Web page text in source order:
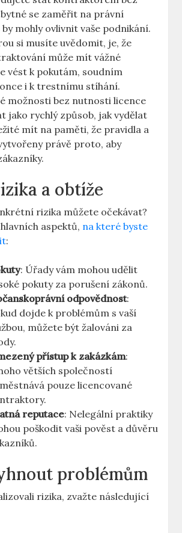
se zaměřit na právní
mohly ovlivnit vaše podnikání.
si musíte uvědomit, je, že
může mít vážné
vést k pokutám, soudním
i k trestnímu stíhání.
možnosti bez nutnosti licence
jako rychlý způsob, jak vydělat
mít na paměti, že pravidla a
právě proto, aby
a obtíže
rizika můžete očekávat?
aspektů, na které byste
:
: Úřady vám mohou udělit
pokuty za porušení zákonů.
odpovědnost:
dojde k problémům s vaší
můžete být žalováni za
přístup k zakázkám:
větších společností
pouze licencované
reputace: Nelegální praktiky
poškodit vaši pověst a důvěru
problémům
rizika, zvažte následující